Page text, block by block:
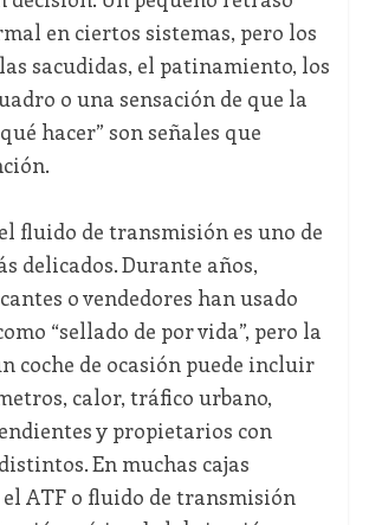
en ciertos sistemas, pero los
las sacudidas, el patinamiento, los
o una sensación de que la
hacer” son señales que
fluido de transmisión es uno de
delicados. Durante años,
o vendedores han usado
“sellado de por vida”, pero la
coche de ocasión puede incluir
calor, tráfico urbano,
y propietarios con
En muchas cajas
ATF o fluido de transmisión